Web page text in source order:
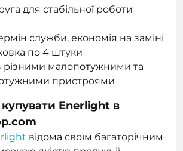
для стабільної роботи
служби, економія на заміні
по 4 штуки
різними малопотужними та
пристроями
Enerlight в
відома своїм багаторічним